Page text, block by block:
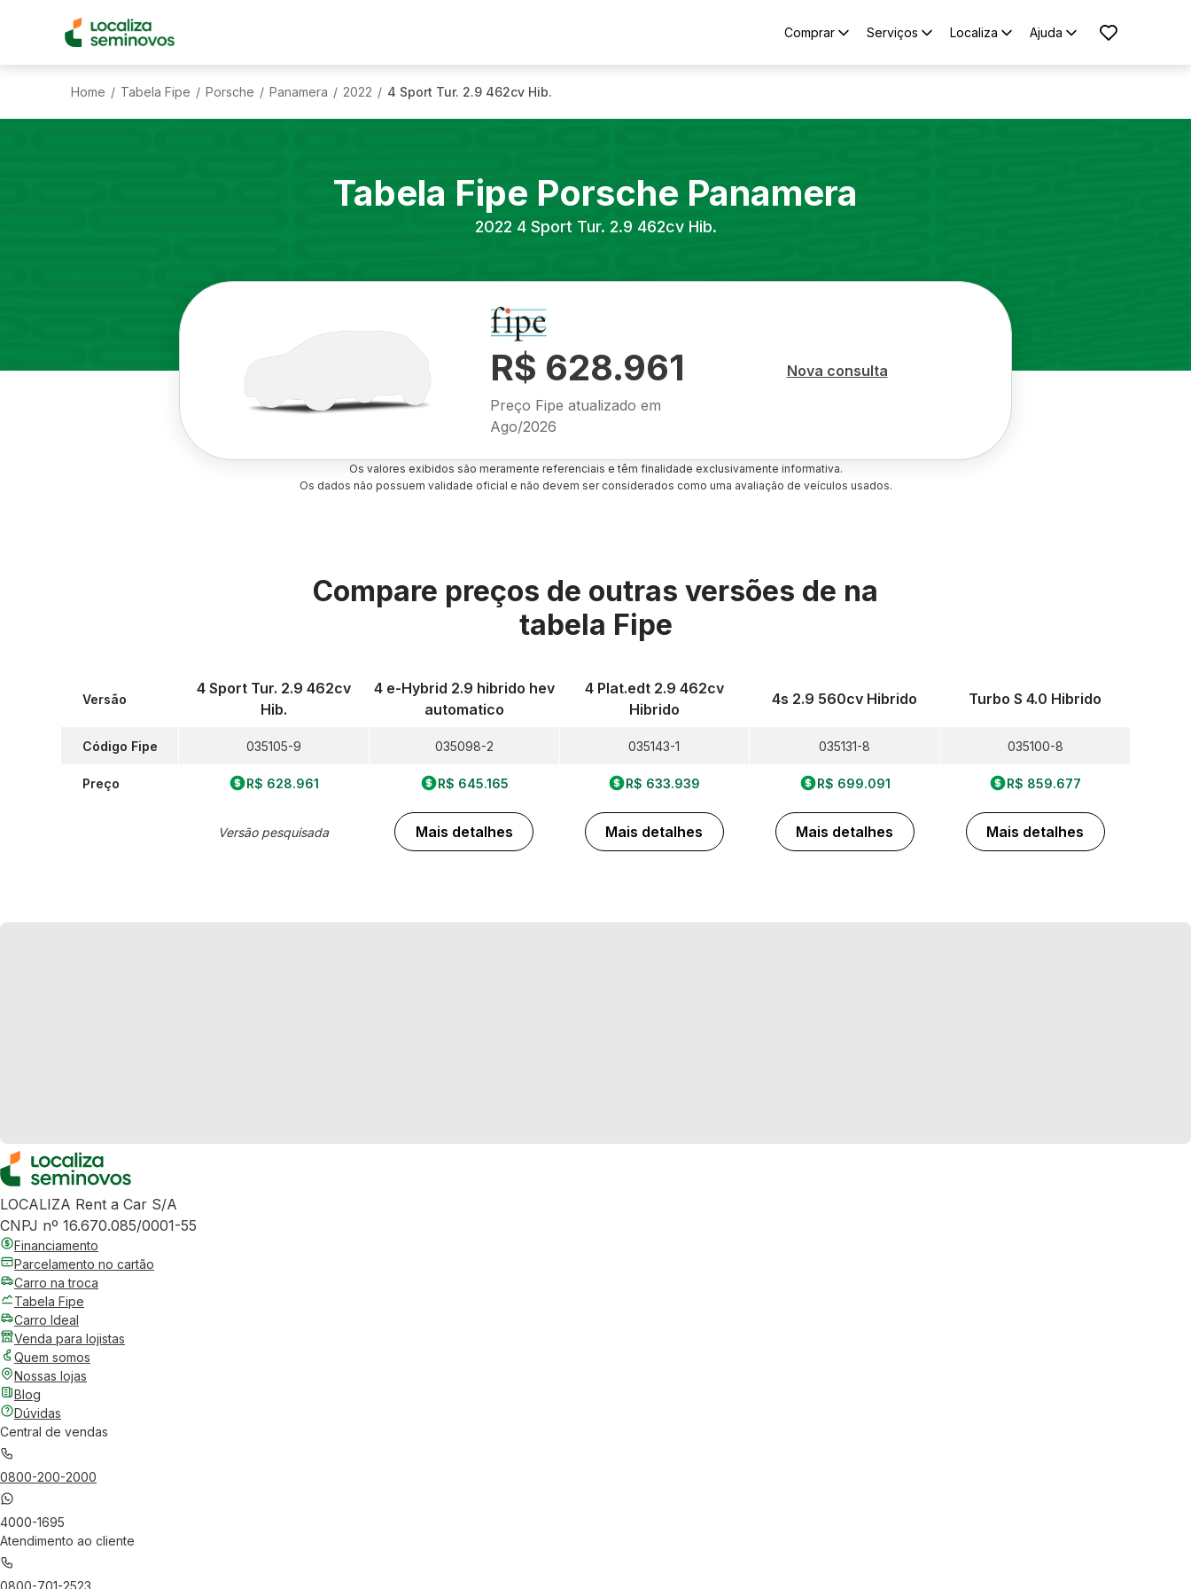
Comprar Serviços Localiza Ajuda
Home / Tabela Fipe / Porsche / Panamera / 2022 / 4 Sport Tur. 2.9 462cv Hib.
Tabela Fipe Porsche Panamera
2022 4 Sport Tur. 2.9 462cv Hib.
R$ 628.961
Preço Fipe atualizado em
Ago/2026
Nova consulta
Os valores exibidos são meramente referenciais e têm finalidade exclusivamente informativa.
Os dados não possuem validade oficial e não devem ser considerados como uma avaliação de veículos usados.
Compare preços de outras versões de na
tabela Fipe
Versão
Código Fipe
Preço
4 Sport Tur. 2.9 462cv
Hib.
035105-9
R$ 628.961
Versão pesquisada
4 e-Hybrid 2.9 hibrido hev
automatico
035098-2
R$ 645.165
Mais detalhes
4 Plat.edt 2.9 462cv
Hibrido
035143-1
R$ 633.939
Mais detalhes
4s 2.9 560cv Hibrido
035131-8
R$ 699.091
Mais detalhes
Turbo S 4.0 Hibrido
035100-8
R$ 859.677
Mais detalhes
LOCALIZA Rent a Car S/A
CNPJ nº 16.670.085/0001-55
Financiamento
Parcelamento no cartão
Carro na troca
Tabela Fipe
Carro Ideal
Venda para lojistas
Quem somos
Nossas lojas
Blog
Dúvidas
Central de vendas
0800-200-2000
4000-1695
Atendimento ao cliente
0800-701-2523